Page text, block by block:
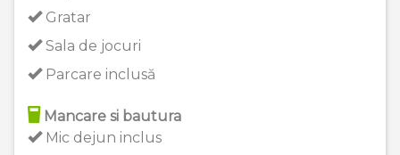
Gratar
Sala de jocuri
Parcare inclusă
Mancare si bautura
Mic dejun inclus